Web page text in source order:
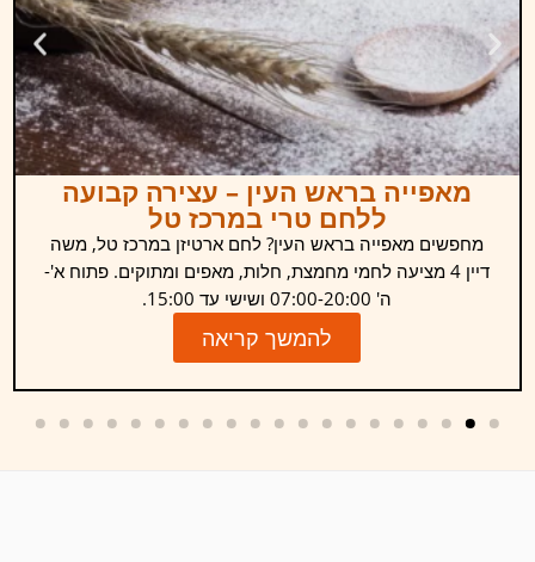
מאפייה בראש העין – עצירה קבועה
ללחם טרי במרכז טל
מחפשים מאפייה בראש העין? לחם ארטיזן במרכז טל, משה
דיין 4 מציעה לחמי מחמצת, חלות, מאפים ומתוקים. פתוח א'-
ה' 07:00-20:00 ושישי עד 15:00.
להמשך קריאה